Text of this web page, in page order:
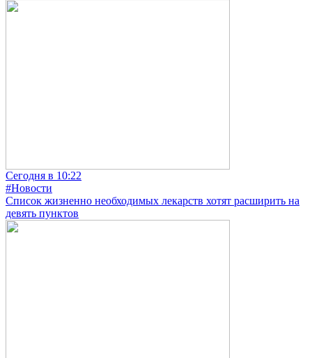
Сегодня в 10:22
#Новости
Список жизненно необходимых лекарств хотят расширить на
девять пунктов